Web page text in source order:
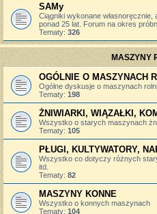
SAMy
Ciągniki wykonane własnoręcznie,
ponad 25 lat. Forum na okres
Tematy: 326
MASZYNY
OGÓLNIE O MASZYNACH
Ogólne dyskusje o maszynach
Tematy: 198
ŻNIWIARKI, WIĄZAŁKI,
Wszystko o starych maszynach
Tematy: 105
PŁUGI, KULTYWATORY,
Wszystko co dotyczy różnych
itd.
Tematy: 82
MASZYNY KONNE
Wszystko o konnych maszynach
Tematy: 104